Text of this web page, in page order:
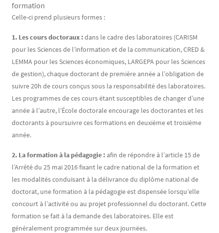
formation
Contenu
Texte
Celle-ci prend plusieurs formes :
1. Les cours doctoraux :dans le cadre des laboratoires (CARISM
pour les Sciences de l’information et de la communication, CRED &
LEMMA pour les Sciences économiques, LARGEPA pour les Sciences
de gestion), chaque doctorant de première année a l’obligation de
suivre 20h de cours conçus sous la responsabilité des laboratoires.
Les programmes de ces cours étant susceptibles de changer d’une
année à l’autre, l’École doctorale encourage les doctorantes et les
doctorants à poursuivre ces formations en deuxième et troisième
année.
2. La formation à la pédagogie : afin de répondre à l’article 15 de
l’Arrêté du 25 mai 2016 fixant le cadre national de la formation et
les modalités conduisant à la délivrance du diplôme national de
doctorat, une formation à la pédagogie est dispensée lorsqu’elle
concourt à l’activité ou au projet professionnel du doctorant. Cette
formation se fait à la demande des laboratoires. Elle est
généralement programmée sur deux journées.